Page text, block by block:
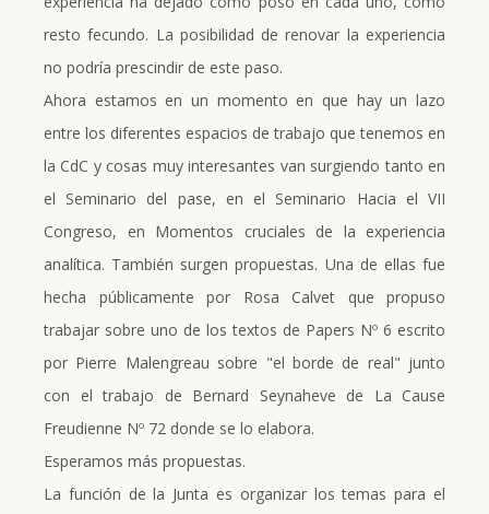
resto fecundo. La posibilidad de renovar la experiencia
no podría prescindir de este paso.
Ahora estamos en un momento en que hay un lazo
entre los diferentes espacios de trabajo que tenemos en
la CdC y cosas muy interesantes van surgiendo tanto en
el Seminario del pase, en el Seminario Hacia el VII
Congreso, en Momentos cruciales de la experiencia
analítica. También surgen propuestas. Una de ellas fue
hecha públicamente por Rosa Calvet que propuso
trabajar sobre uno de los textos de Papers Nº 6 escrito
por Pierre Malengreau sobre "el borde de real" junto
con el trabajo de Bernard Seynaheve de La Cause
Freudienne Nº 72 donde se lo elabora.
Esperamos más propuestas.
La función de la Junta es organizar los temas para el